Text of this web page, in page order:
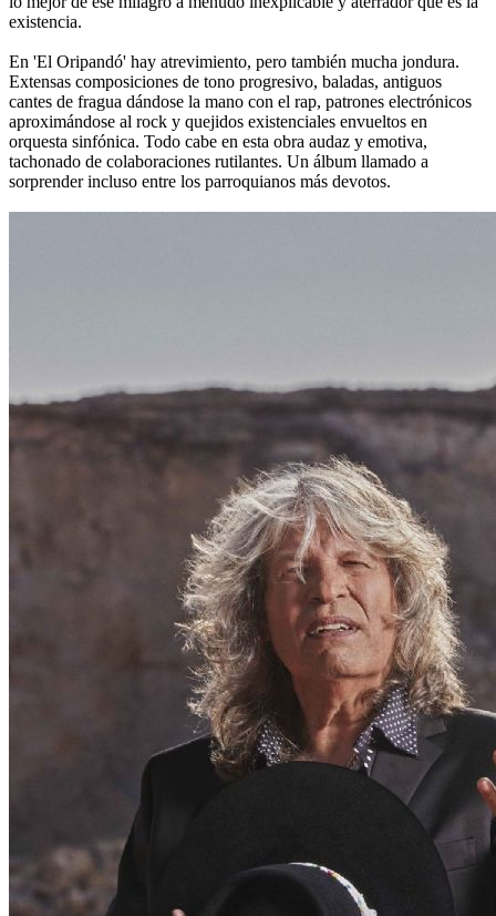
existencia.
En 'El Oripandó' hay atrevimiento, pero también mucha jondura.
Extensas composiciones de tono progresivo, baladas, antiguos
cantes de fragua dándose la mano con el rap, patrones electrónicos
aproximándose al rock y quejidos existenciales envueltos en
orquesta sinfónica. Todo cabe en esta obra audaz y emotiva,
tachonado de colaboraciones rutilantes. Un álbum llamado a
sorprender incluso entre los parroquianos más devotos.